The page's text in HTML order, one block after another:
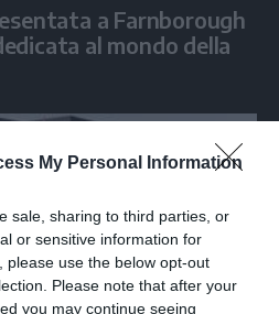
My Personal Information
sale, sharing to third parties, or
or sensitive information for
please use the below opt-out
Please note that after your
you may continue seeing
a Farnborough
al mondo della